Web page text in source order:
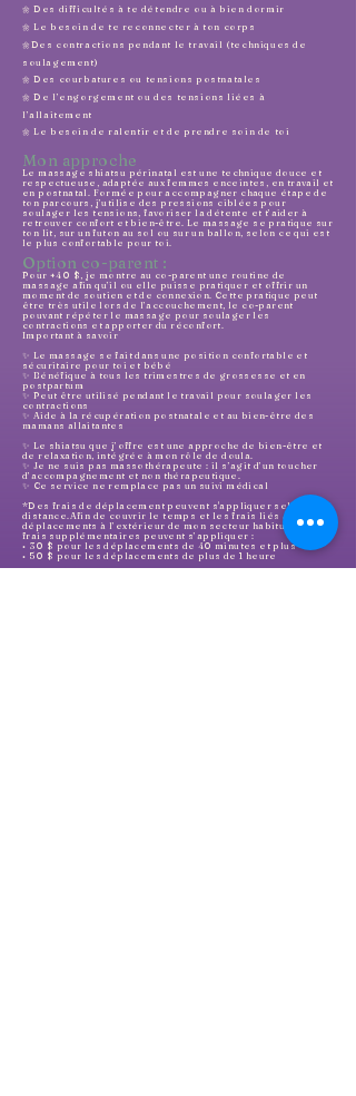
🌼 Des difficultés à te détendre ou à bien dormir
🌼 Le besoin de te reconnecter à ton corps
🌼 Des contractions pendant le travail (techniques de
soulagement)
🌼Des courbatures ou tensions postnatales
🌼 De l’engorgement ou des tensions liées à
l’allaitement
🌼 Le besoin de ralentir et de prendre soin de toi
Mon approche
Le massage shiatsu périnatal est une technique douce et
respectueuse, adaptée aux femmes enceintes, en travail et
en postnatal. Formée pour accompagner chaque étape de
ton parcours, j’utilise des pressions ciblées pour
soulager les tensions, favoriser la détente et t’aider à
retrouver confort et bien-être. Le massage se pratique sur
ton lit, sur un futon au sol ou sur un ballon, selon ce qui est
le plus confortable pour toi.
Option co-parent :
Pour +40 $, je montre au co-parent une routine de
massage afin qu’il ou elle puisse pratiquer et offrir un
moment de soutien et de connexion. Cette pratique peut
être très utile lors de l’accouchement, le co-parent
pouvant répéter le massage pour soulager les
contractions et apporter du réconfort.
Important à savoir
✨ Le massage se fait dans une position confortable et
sécuritaire pour toi et bébé
✨ Bénéfique à tous les trimestres de grossesse et en
postpartum
✨ Peut être utilisé pendant le travail pour soulager les
contractions
✨ Aide à la récupération postnatale et au bien-être des
mamans allaitantes
✨ Le shiatsu que j’offre est une approche de bien-être et
de relaxation, intégrée à mon rôle de doula.
✨ Je ne suis pas massothérapeute : il s’agit d’un toucher
d’accompagnement et non thérapeutique.
✨ Ce service ne remplace pas un suivi médical
*Des frais de déplacement peuvent s'appliquer selon la
distance.Afin de couvrir le temps et les frais liés aux
déplacements à l’extérieur de mon secteur habituel, des
frais supplémentaires peuvent s’appliquer :
• 30 $ pour les déplacements de 40 minutes et plus
• 50 $ pour les déplacements de plus de 1 heure